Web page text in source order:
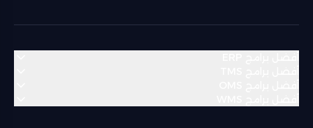
منطقة الشرق الأوسط وشمال أفريقيا